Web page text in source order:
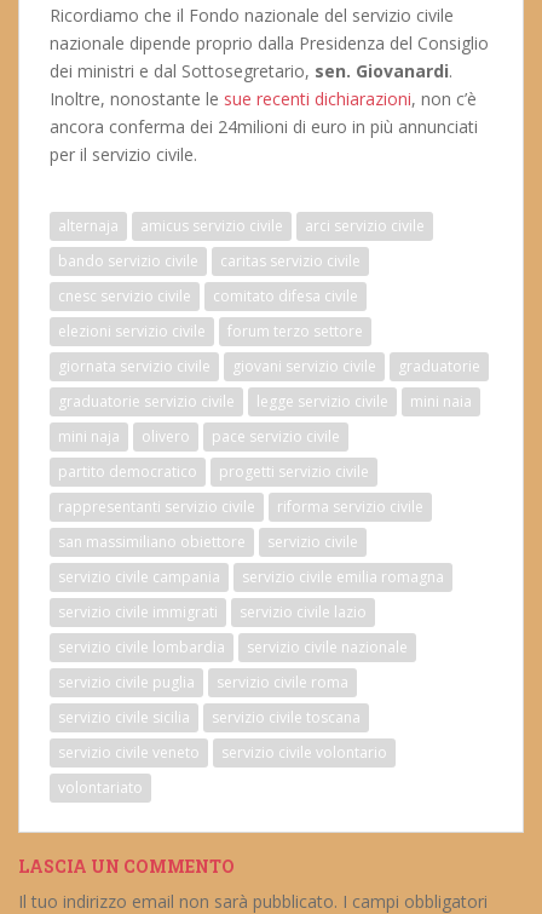
Ricordiamo che il Fondo nazionale del servizio civile
nazionale dipende proprio dalla Presidenza del Consiglio
dei ministri e dal Sottosegretario, sen. Giovanardi.
Inoltre, nonostante le sue recenti dichiarazioni, non c’è
ancora conferma dei 24milioni di euro in più annunciati
per il servizio civile.
alternaja amicus servizio civile
arci servizio civile
bando servizio civile
caritas servizio civile
cnesc servizio civile
comitato difesa civile
elezioni servizio civile
forum terzo settore
giornata servizio civile
giovani servizio civile
graduatorie
graduatorie servizio civile
legge servizio civile
mini naia
mini naja
olivero
pace servizio civile
partito democratico
progetti servizio civile
rappresentanti servizio civile
riforma servizio civile
san massimiliano obiettore
servizio civile
servizio civile campania
servizio civile emilia romagna
servizio civile immigrati
servizio civile lazio
servizio civile lombardia
servizio civile nazionale
servizio civile puglia
servizio civile roma
servizio civile sicilia
servizio civile toscana
servizio civile veneto
servizio civile volontario
volontariato
LASCIA UN COMMENTO
Il tuo indirizzo email non sarà pubblicato. I campi obbligatori